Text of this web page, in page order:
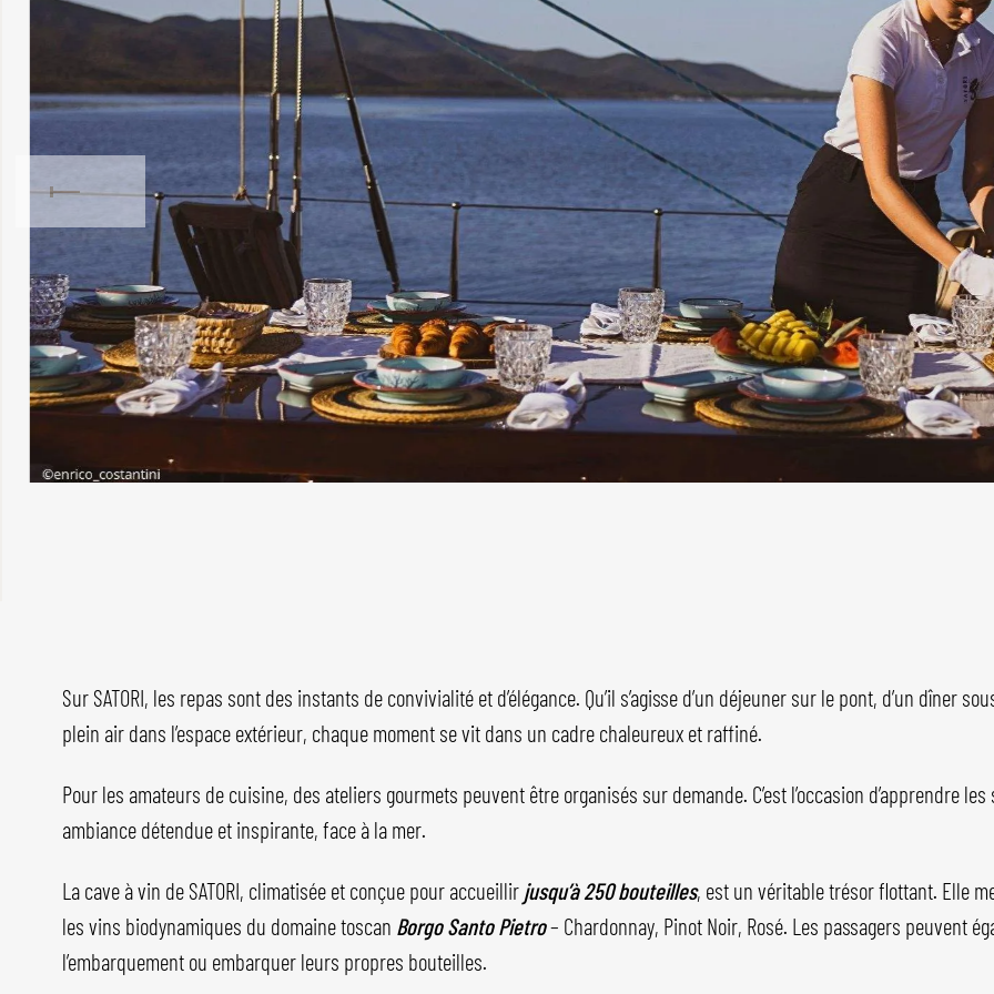
Sur SATORI, les repas sont des instants de convivialité et d’élégance. Qu’il s’agisse d’un déjeuner sur le pont, d’un dîner
plein air dans l’espace extérieur, chaque moment se vit dans un cadre chaleureux et raffiné.
Pour les amateurs de cuisine, des ateliers gourmets peuvent être organisés sur demande. C’est l’occasion d’apprendre
ambiance détendue et inspirante, face à la mer.
La cave à vin de SATORI, climatisée et conçue pour accueillir jusqu’à 250 bouteilles, est un véritable trésor flottant. Elle
les vins biodynamiques du domaine toscan Borgo Santo Pietro– Chardonnay, Pinot Noir, Rosé. Les passagers peuvent
l’embarquement ou embarquer leurs propres bouteilles.